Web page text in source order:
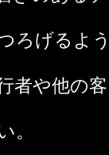
ろげるよ
者や他の
。